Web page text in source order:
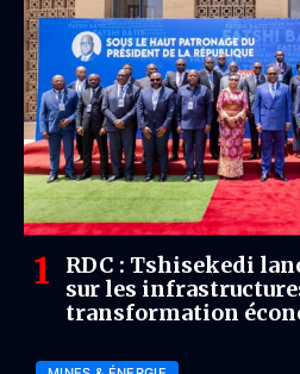
RDC : Tshisekedi
sur les
transformation